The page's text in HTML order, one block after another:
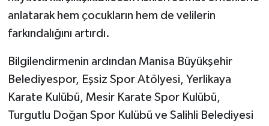
anlatarak hem çocukların hem de velilerin
farkındalığını artırdı.
Bilgilendirmenin ardından Manisa Büyükşehir
Belediyespor, Eşsiz Spor Atölyesi, Yerlikaya
Karate Kulübü, Mesir Karate Spor Kulübü,
Turgutlu Doğan Spor Kulübü ve Salihli Belediyesi